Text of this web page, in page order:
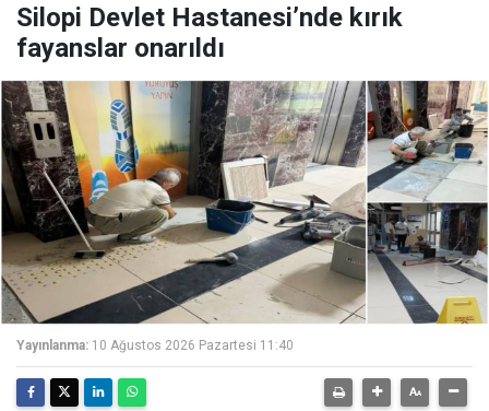
Silopi Devlet Hastanesi’nde kırık
fayanslar onarıldı
Yayınlanma: 10 Ağustos 2026 Pazartesi 11:40